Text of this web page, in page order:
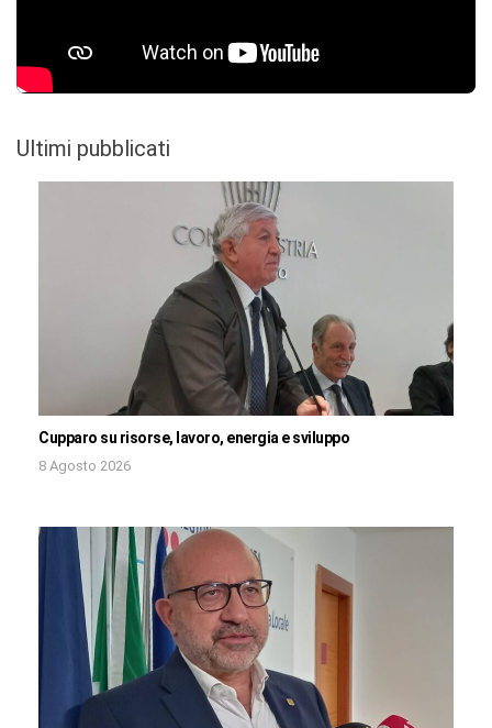
Ultimi pubblicati
Cupparo su risorse, lavoro, energia e sviluppo
8 Agosto 2026